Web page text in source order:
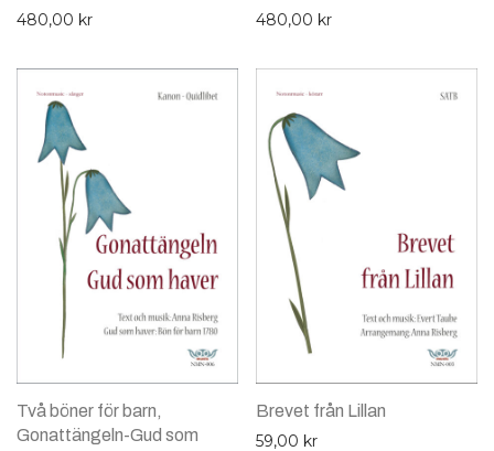
480,00 kr 480,00 kr
Två böner för barn,
Gonattängeln-Gud som
Brevet från Lillan
59,00 kr